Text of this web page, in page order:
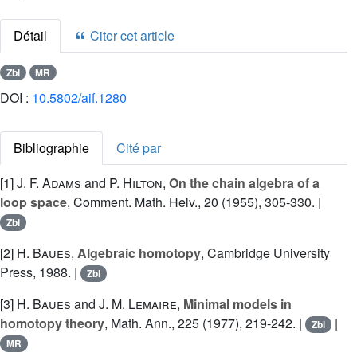
Détail Citer cet article
Zbl MR
DOI : 10.5802/aif.1280
Bibliographie
Cité par
[1]J. F. Adams and P. Hilton, On the chain algebra of a
loop space, Comment. Math. Helv., 20 (1955), 305-330. |
Zbl
[2] H. Baues, Algebraic homotopy, Cambridge University
Press, 1988. |
Zbl
[3] H. Baues and J. M. Lemaire, Minimal models in
homotopy theory, Math. Ann., 225 (1977), 219-242. | Zbl |
MR